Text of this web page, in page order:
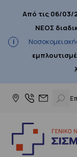
Από τις 06/03/
ΝΕΟΣ